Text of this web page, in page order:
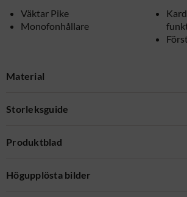
Väktar Pike
Monofonhållare
Material
Storleksguide
Produktblad
Högupplösta bilder